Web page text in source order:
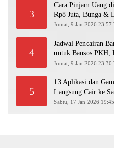
3
Cara Pinjam Uang
Rp8 Juta, Bunga &
Jumat, 9 Jan 2026 23:57
4
Jadwal Pencairan
untuk Bansos PKH,
Jumat, 9 Jan 2026 23:30
5
13 Aplikasi dan
Langsung Cair ke
Sabtu, 17 Jan 2026